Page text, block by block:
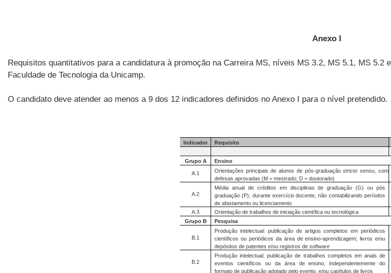
Anexo I
Requisitos quantitativos para a candidatura à promoção na Carreira MS, níveis MS 3.2, MS 5.1, MS
Faculdade de Tecnologia da Unicamp.
O candidato deve atender ao menos a 9 dos 12 indicadores definidos no Anexo I para o nível pretendido.
Indicador Requisito
Grupo A
Ensino
A.1 Orientações principais de alunos de pós-graduaçãostricto sensu , com
defesas aprovadas (M = mestrado; D = doutorado)
A.2
Média anual de créditos em disciplinas de graduação (G) ou pós
graduação (P), durante exercício docente, não contabilizando períodos
de afastamento ou licenciamento
A.3 Orientação de trabalhos de iniciação científica ou tecnológica
Grupo B
Pesquisa
B.1
Produção intelectual: publicação de artigos completos em periódicos
científicos ou periódicos da área de ensino-aprendizagem; livros e/ou
depósitos de patentes e/ou registros de software
B.2
Produção intelectual: publicação de trabalhos completos em anais de
eventos científicos ou da área de ensino, independentemente do
formato de publicação adotado pelo evento, e/ou capítulos de livros